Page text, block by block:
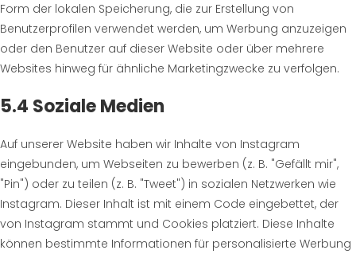
Form der lokalen Speicherung, die zur Erstellung von
Benutzerprofilen verwendet werden, um Werbung anzuzeigen
oder den Benutzer auf dieser Website oder über mehrere
Websites hinweg für ähnliche Marketingzwecke zu verfolgen.
5.4 Soziale Medien
Auf unserer Website haben wir Inhalte von Instagram
eingebunden, um Webseiten zu bewerben (z. B. "Gefällt mir",
"Pin") oder zu teilen (z. B. "Tweet") in sozialen Netzwerken wie
Instagram. Dieser Inhalt ist mit einem Code eingebettet, der
von Instagram stammt und Cookies platziert. Diese Inhalte
können bestimmte Informationen für personalisierte Werbung